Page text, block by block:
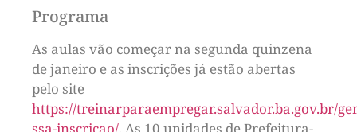
Programa
As aulas vão começar na segunda quinzena
de janeiro e as inscrições já estão abertas
pelo site
https://treinarparaempregar.salvador.ba.gov.br/
ssa-inscricao/. As 10 unidades de Prefeitura-